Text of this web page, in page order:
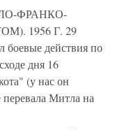
ФРАНКО-
1956 Г. 29
боевые действия по
дня 16
(у нас он
Митла на